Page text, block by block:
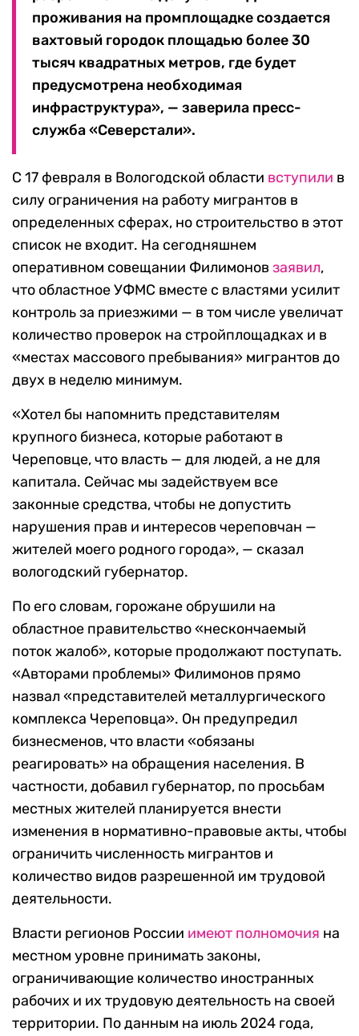
проживания на промплощадке создается
вахтовый городок площадью более 30
тысяч квадратных метров, где будет
предусмотрена необходимая
инфраструктура», — заверила пресс-
служба «Северстали».
С 17 февраля в Вологодской области вступили в
силу ограничения на работу мигрантов в
определенных сферах, но строительство в этот
список не входит. На сегодняшнем
оперативном совещании Филимонов заявил,
что областное УФМС вместе с властями усилит
контроль за приезжими — в том числе увеличат
количество проверок на стройплощадках и в
«местах массового пребывания» мигрантов до
двух в неделю минимум.
«Хотел бы напомнить представителям
крупного бизнеса, которые работают в
Череповце, что власть — для людей, а не для
капитала. Сейчас мы задействуем все
законные средства, чтобы не допустить
нарушения прав и интересов череповчан —
жителей моего родного города», — сказал
вологодский губернатор.
По его словам, горожане обрушили на
областное правительство «нескончаемый
поток жалоб», которые продолжают поступать.
«Авторами проблемы» Филимонов прямо
назвал «представителей металлургического
комплекса Череповца». Он предупредил
бизнесменов, что власти «обязаны
реагировать» на обращения населения. В
частности, добавил губернатор, по просьбам
местных жителей планируется внести
изменения в нормативно-правовые акты, чтобы
ограничить численность мигрантов и
количество видов разрешенной им трудовой
деятельности.
Власти регионов России имеют полномочия на
местном уровне принимать законы,
ограничивающие количество иностранных
рабочих и их трудовую деятельность на своей
территории. По данным на июль 2024 года,